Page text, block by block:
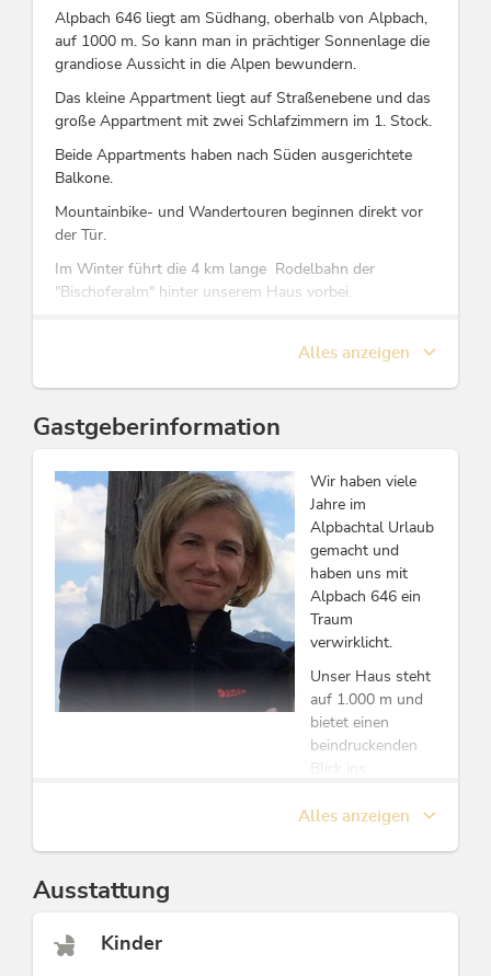
Alpbach 646 liegt am Südhang, oberhalb von Alpbach,
auf 1000 m. So kann man in prächtiger Sonnenlage die
grandiose Aussicht in die Alpen bewundern.
Das kleine Appartment liegt auf Straßenebene und das
große Appartment mit zwei Schlafzimmern im 1. Stock.
Beide Appartments haben nach Süden ausgerichtete
Balkone.
Mountainbike- und Wandertouren beginnen direkt vor
der Tür.
Im Winter führt die 4 km lange Rodelbahn der
"Bischoferalm" hinter unserem Haus vorbei.
Gebiet "Ski Juwel Alpbachtal Wildschönau" mit ca. 145
Diese Unterkunft ist Mitglied von
Alpbachtal Card inklusive
Alles anzeigen
Gastgeberinformation
Wir haben viele
Jahre im
Alpbachtal Urlaub
gemacht und
haben uns mit
Alpbach 646 ein
Traum
verwirklicht.
Unser Haus steht
auf 1.000 m und
bietet einen
beindruckenden
Blick ins
Unsere beiden
Wohnungen sind
Alles anzeigen
Ausstattung
Kinder